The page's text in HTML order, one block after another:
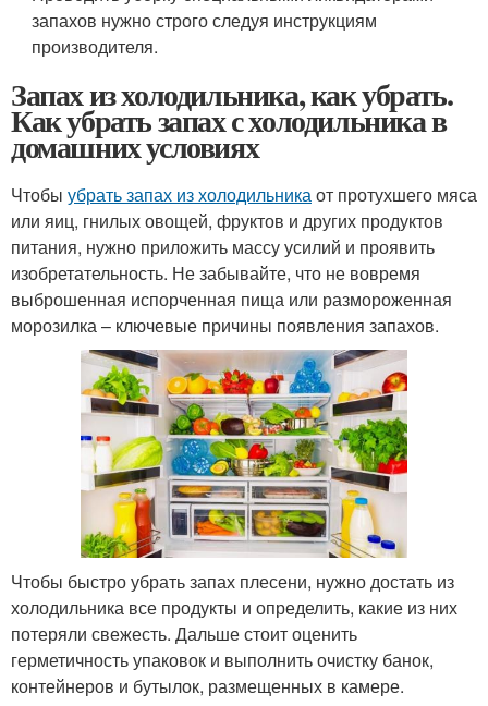
запахов нужно строго следуя инструкциям
производителя.
Запах из холодильника, как убрать.
Как убрать запах с холодильника в
домашних условиях
Чтобы убрать запах из холодильникаот протухшего мяса
или яиц, гнилых овощей, фруктов и других продуктов
питания, нужно приложить массу усилий и проявить
изобретательность. Не забывайте, что не вовремя
выброшенная испорченная пища или размороженная
морозилка – ключевые причины появления запахов.
Чтобы быстро убрать запах плесени, нужно достать из
холодильника все продукты и определить, какие из них
потеряли свежесть. Дальше стоит оценить
герметичность упаковок и выполнить очистку банок,
контейнеров и бутылок, размещенных в камере.